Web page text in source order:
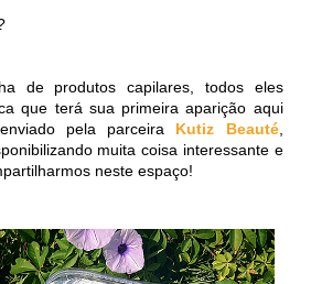
de produtos capilares, todos eles
que terá sua primeira aparição aqui
pela parceira Kutiz Beauté,
muita coisa interessante e
neste espaço!